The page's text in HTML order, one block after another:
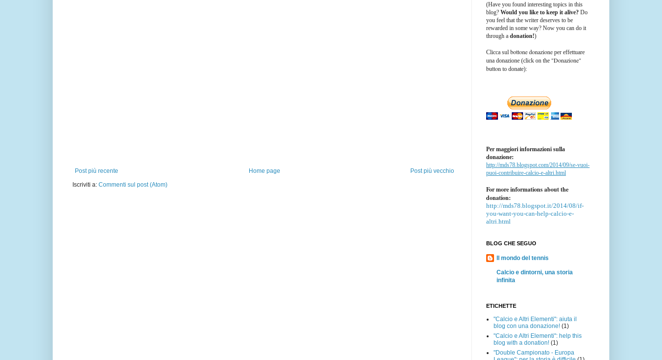
Post più recente Post più vecchio
Home page
Iscriviti a: Commenti sul post (Atom)
(Have you found interesting topics in this
blog? Would you like to keep it alive? Do
you feel that the writer deserves to be
rewarded in some way? Now you can do it
through a donation!)
Clicca sul bottone donazione per effettuare
una donazione (click on the "Donazione"
button to donate):
Per maggiori informazioni sulla
donazione:
http://mds78.blogspot.com/2014/09/se-vuoi-
puoi-contribuire-calcio-e-altri.html
For more informations about the
donation:
http://mds78.blogspot.it/2014/08/if-
you-want-you-can-help-calcio-e-
altri.html
BLOG CHE SEGUO
Il mondo del tennis
Calcio e dintorni, una storia
infinita
ETICHETTE
"Calcio e Altri Elementi": aiuta il
blog con una donazione! (1)
"Calcio e Altri Elementi": help this
blog with a donation! (1)
"Double Campionato - Europa